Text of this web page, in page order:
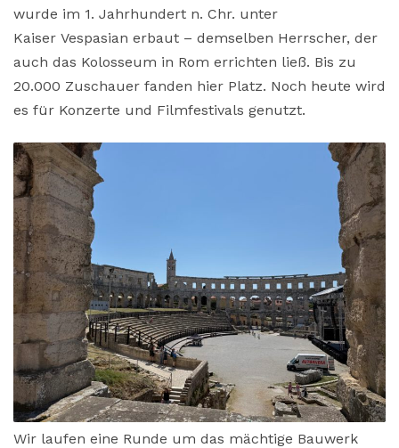
wurde im 1. Jahrhundert n. Chr. unter
Kaiser Vespasian erbaut – demselben Herrscher, der
auch das Kolosseum in Rom errichten ließ. Bis zu
20.000 Zuschauer fanden hier Platz. Noch heute wird
es für Konzerte und Filmfestivals genutzt.
Wir laufen eine Runde um das mächtige Bauwerk